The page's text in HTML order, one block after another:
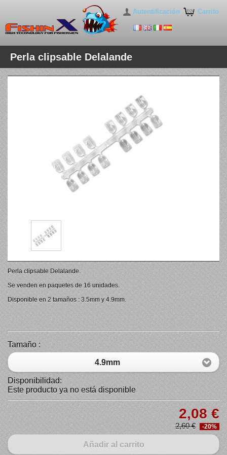
Carrito
Autentificación
Perla clipsable Delalande
Perla clipsable Delalande.
Se venden en paquetes de 16 unidades.
Disponible en 2 tamaños : 3.5mm y 4.9mm.
Tamaño :
4.9mm
Disponibilidad:
Este producto ya no está disponible
2,08 €
2,60 € -20%
Añadir al carrito